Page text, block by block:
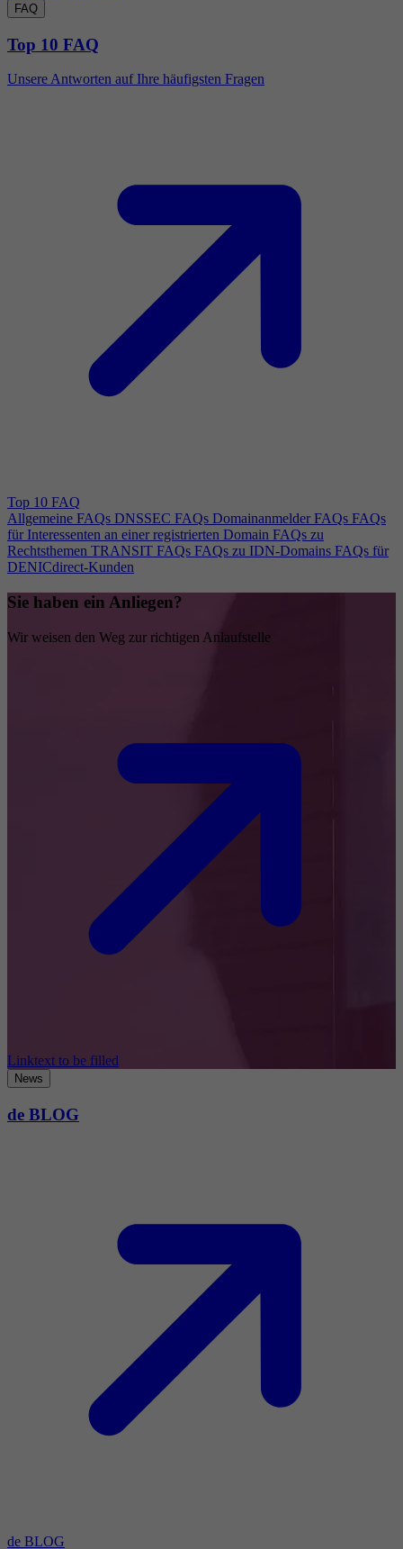
FAQ
Top 10 FAQ
Unsere Antworten auf Ihre häufigsten Fragen
Top 10 FAQ
Allgemeine FAQs DNSSEC FAQs Domainanmelder FAQs FAQs
für Interessenten an einer registrierten Domain FAQs zu
Rechtsthemen TRANSIT FAQs FAQs zu IDN-Domains FAQs für
DENICdirect-Kunden
Sie haben ein Anliegen?
Wir weisen den Weg zur richtigen Anlaufstelle
Linktext to be filled
News
de BLOG
de BLOG